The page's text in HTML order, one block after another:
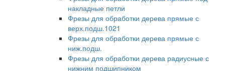
накладные петли
Фрезы для обработки дерева прямые с
верх.подш.1021
Фрезы для обработки дерева прямые с
ниж.подш.
Фрезы для обработки дерева радиусные с
нижним подшипником